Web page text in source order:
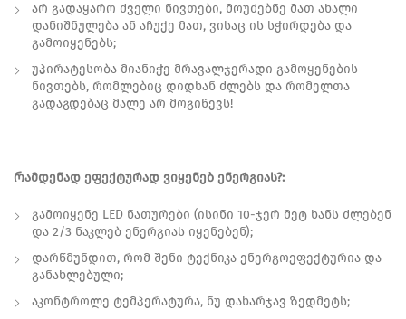
არ გადაყარო ძველი ნივთები, მოუძებნე მათ ახალი
დანიშნულება ან აჩუქე მათ, ვისაც ის სჭირდება და
გამოიყენებს;
უპირატესობა მიანიჭე მრავალჯერადი გამოყენების
ნივთებს, რომლებიც დიდხან ძლებს და რომელთა
გადაგდებაც მალე არ მოგიწევს!
Რამდენად ეფექტურად ვიყენებ ენერგიას?:
გამოიყენე LED ნათურები (ისინი 10-ჯერ მეტ ხანს ძლებენ
და 2/3 ნაკლებ ენერგიას იყენებენ);
დარწმუნდით, რომ შენი ტექნიკა ენერგოეფექტურია და
განახლებული;
აკონტროლე ტემპერატურა, ნუ დახარჯავ ზედმეტს;